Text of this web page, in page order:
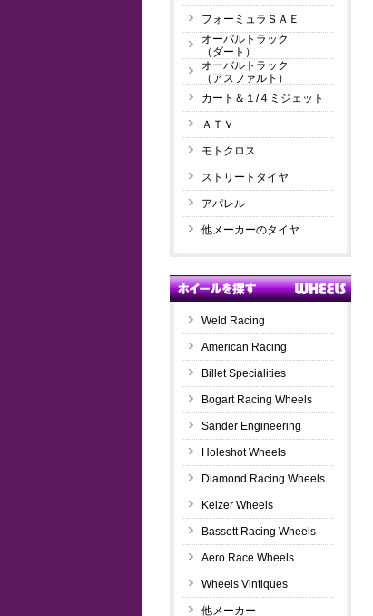
フォーミュラＳＡＥ
オーバルトラック
（ダート）
オーバルトラック
（アスファルト）
カート＆１/４ミジェット
ＡＴＶ
モトクロス
ストリートタイヤ
アパレル
他メーカーのタイヤ
Weld Racing
American Racing
Billet Specialities
Bogart Racing Wheels
Sander Engineering
Holeshot Wheels
Diamond Racing Wheels
Keizer Wheels
Bassett Racing Wheels
Aero Race Wheels
Wheels Vintiques
他メーカー